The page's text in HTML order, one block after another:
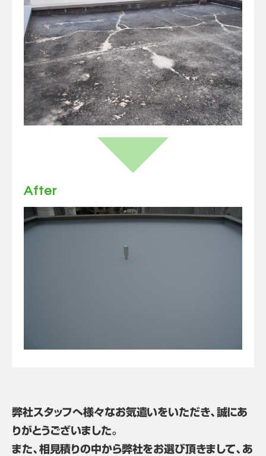
After
弊社スタッフへ様々なお気遣いをいただき、誠にあ
りがとうございました。
また、相見積りの中から弊社をお選び頂きまして、あ